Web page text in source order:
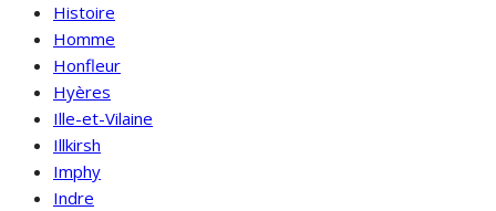
Histoire
Homme
Honfleur
Hyères
Ille-et-Vilaine
Illkirsh
Imphy
Indre